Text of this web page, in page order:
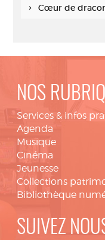
Cœur de
NOS
Services & infos
Agenda
Musique
Cinéma
Jeunesse
Collections
Bibliothèque
SUIVEZ